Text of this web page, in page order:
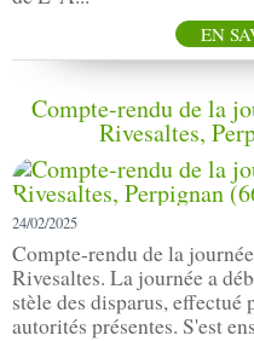
EN
Compte-rendu de la
Rivesaltes,
24/02/2025
Compte-rendu de la
Rivesaltes. La journée a
stèle des disparus,
autorités présentes. S'est